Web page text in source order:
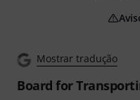
Mostrar tradução
Board for